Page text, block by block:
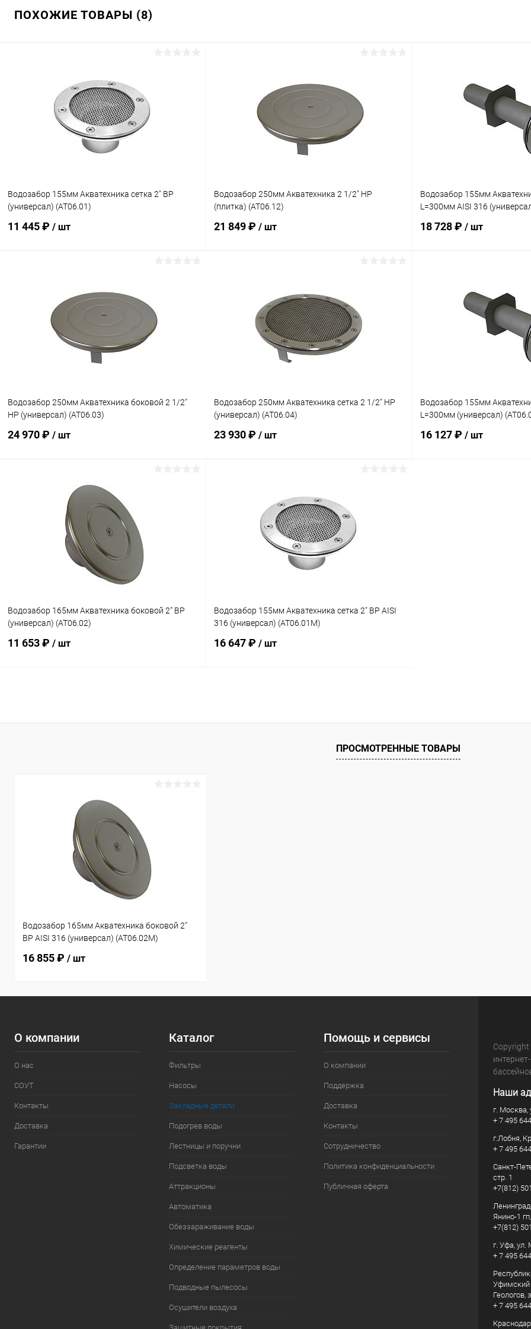
ПОХОЖИЕ ТОВАРЫ (8)
Водозабор 155мм Акватехника сетка 2" ВР
(универсал) (AT06.01)
11 445 ₽ / шт
В избранное
К сравнению В наличии
Водозабор 250мм Акватехника 2 1/2" НР
(плитка) (AT06.12)
21 849 ₽ / шт
В избранное
К сравнению В наличии
Водозабор 155мм
L=300мм AISI 316
18 728 ₽ / шт
В избранное
Водозабор 250мм Акватехника боковой 2 1/2"
НР (универсал) (AT06.03)
24 970 ₽ / шт
В корзину
В наличии
Водозабор 250мм Акватехника сетка 2 1/2" НР
(универсал) (AT06.04)
23 930 ₽ / шт
В избранное
К сравнению В наличии
Водозабор 155мм
L=300мм (универсал)
16 127 ₽ / шт
Водозабор 165мм Акватехника боковой 2" ВР
(универсал) (AT06.02)
11 653 ₽ / шт
В избранное
Водозабор 155мм Акватехника сетка 2" ВР AISI
316 (универсал) (AT06.01M)
16 647 ₽ / шт
В избранное
Под заказ
ПРОСМОТРЕННЫЕ ТОВАРЫ
Водозабор 165мм Акватехника боковой 2"
ВР AISI 316 (универсал) (AT06.02M)
16 855 ₽ / шт
О компании
О нас
СОУТ
Контакты
Доставка
Гарантии
Каталог
Фильтры
Насосы
Закладные детали
Подогрев воды
Лестницы и поручни
Подсветка воды
Аттракционы
Автоматика
Обеззараживание воды
Химические реагенты
Определение параметров воды
Подводные пылесосы
Осушители воздуха
Помощь и сервисы
О компании
Поддержка
Доставка
Контакты
Сотрудничество
Политика конфиденциальности
Публичная оферта
Наши
г. Москва,
+ 7 495
г.Лобня,
+ 7 495
Санкт-
стр. 1
+7(812)
Янино-1
+7(812)
г. Уфа, ул.
+ 7 495
Уфимский
Геологов,
+ 7 495